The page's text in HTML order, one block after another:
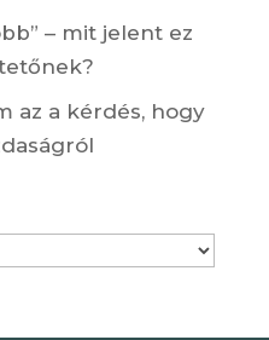
– mit jelent ez
az a kérdés, hogy